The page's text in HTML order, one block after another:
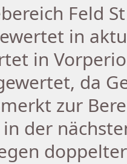
Feld
in
in
da
zur
der